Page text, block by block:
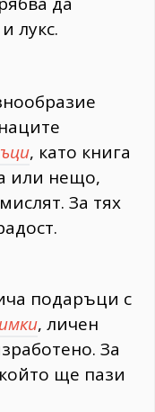
лукс.
, като книга
или нещо,
За тях
подаръци с
, личен
За
ще пази